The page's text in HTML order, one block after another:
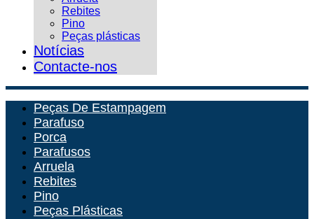
Rebites
Pino
Peças plásticas
Notícias
Contacte-nos
Peças De Estampagem
Parafuso
Porca
Parafusos
Arruela
Rebites
Pino
Peças Plásticas